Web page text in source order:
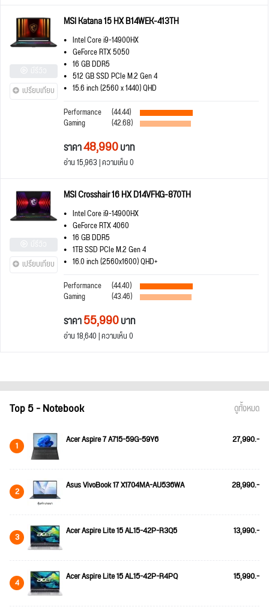
เปรียบเทียบ
MSI Katana 15 HX B14WEK-413TH
Intel Core i9-14900HX
GeForce RTX 5050
16 GB DDR5
512 GB SSD PCIe M.2 Gen 4
15.6 inch (2560 x 1440) QHD
Performance
(44.44)
Gaming (42.68)
ราคา48,990บาท
อ่าน 15,963 | ความเห็น 0
เปรียบเทียบ
MSI Crosshair 16 HX D14VFKG-870TH
Intel Core i9-14900HX
GeForce RTX 4060
16 GB DDR5
1TB SSD PCIe M.2 Gen 4
16.0 inch (2560x1600) QHD+
Performance
(44.40)
Gaming (43.46)
ราคา55,990บาท
อ่าน 18,640 | ความเห็น 0
Top 5 - Notebook ดูทั้งหมด
1 Acer Aspire 7 A715-59G-59Y6 27,990.-
2 Asus VivoBook 17 X1704MA-AU536WA 28,990.-
3 Acer Aspire Lite 15 AL15-42P-R3Q5 13,990.-
4 Acer Aspire Lite 15 AL15-42P-R4PQ 15,990.-